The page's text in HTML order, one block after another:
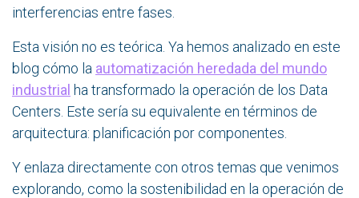
interferencias entre fases.
Esta visión no es teórica. Ya hemos analizado en este
blog cómo la automatización heredada del mundo
industrial ha transformado la operación de los Data
Centers. Este sería su equivalente en términos de
arquitectura: planificación por componentes.
Y enlaza directamente con otros temas que venimos
explorando, como la sostenibilidad en la operación de